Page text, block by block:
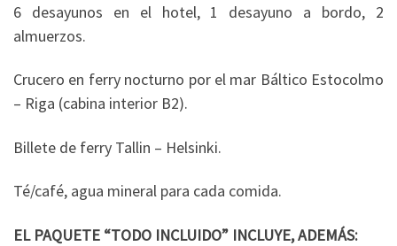
6 desayunos en el hotel, 1 desayuno a bordo, 2
almuerzos.
Crucero en ferry nocturno por el mar Báltico Estocolmo
– Riga (cabina interior B2).
Billete de ferry Tallin – Helsinki.
Té/café, agua mineral para cada comida.
EL PAQUETE “TODO INCLUIDO” INCLUYE, ADEMÁS: